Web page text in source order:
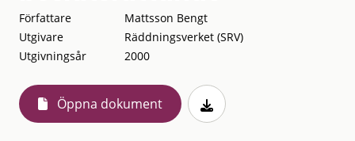
Författare
Mattsson Bengt
Utgivare
Räddningsverket (SRV)
Utgivningsår
2000
Öppna dokument